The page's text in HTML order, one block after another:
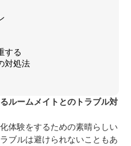
する
対処法
ルームメイトとのトラブル対
体験をするための素晴らしい
ブルは避けられないこともあ